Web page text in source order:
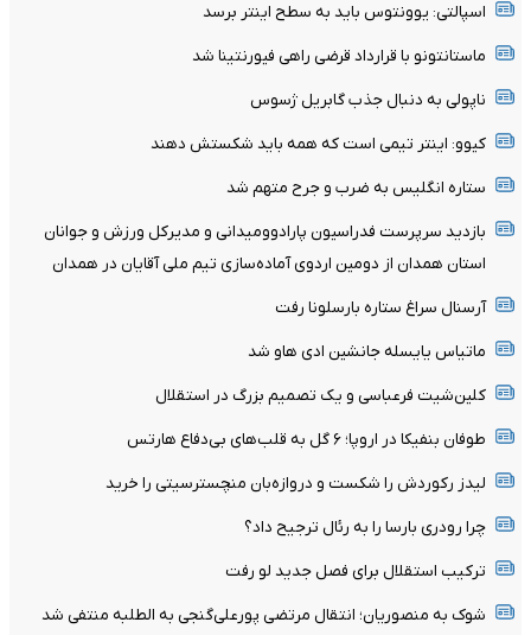
اسپالتی: یوونتوس باید به سطح اینتر برسد
ماستانتونو با قرارداد قرضی راهی فیورنتینا شد
ناپولی به دنبال جذب گابریل ژسوس
کیوو: اینتر تیمی است که همه باید شکستش دهند
ستاره انگلیس به ضرب و جرح متهم شد
بازدید سرپرست فدراسیون پارادوومیدانی و مدیرکل ورزش و جوانان
استان همدان از دومین اردوی آماده‌سازی تیم ملی آقایان در همدان
آرسنال سراغ ستاره بارسلونا رفت
ماتیاس یایسله جانشین ادی هاو شد
کلین‌شیت فرعباسی و یک تصمیم بزرگ در استقلال
طوفان بنفیکا در اروپا؛ ۶ گل به قلب‌های بی‌دفاع هارتس
لیدز رکوردش را شکست و دروازه‌بان منچسترسیتی را خرید
چرا رودری بارسا را به رئال ترجیح داد؟
ترکیب استقلال برای فصل جدید لو رفت
شوک به منصوریان؛ انتقال مرتضی پورعلی‌گنجی به الطلبه منتفی شد